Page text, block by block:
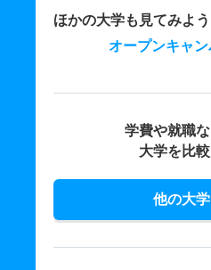
ほかの大学も見てみよう
オープンキャ
学費や就職な
大学を比
他の大